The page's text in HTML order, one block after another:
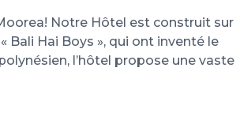
Notre Hôtel est construit sur
Bali Hai Boys », qui ont inventé le
l’hôtel propose une vaste